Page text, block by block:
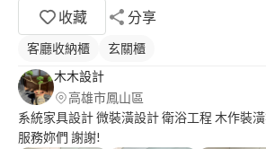
收藏
分享
客廳收納櫃
玄關櫃
木木設計
高雄市鳳山區
系統家具設計 微裝潢設計 衛浴工程 木作裝
服務妳們 謝謝!